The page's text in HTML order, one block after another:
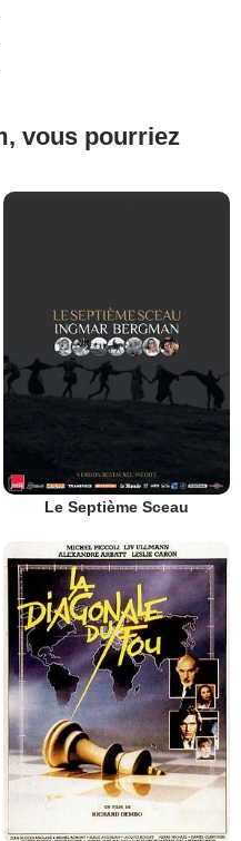
vous pourriez
Le Septième Sceau